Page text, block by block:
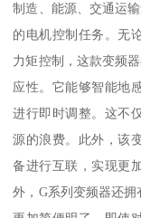
制造、能源、交通运
的电机控制任务。无
力矩控制，这款变频
应性。它能够智能地
进行即时调整。这不
源的浪费。此外，该
备进行互联，实现更
外，G系列变频器还